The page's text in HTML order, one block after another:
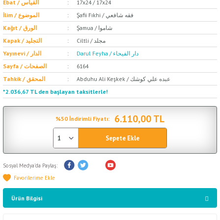
Ebat / القياس
17x24 / 17x24
İlim / الموضوع
Şafii Fıkhi / فقه شافعي
Kağıt / الورق
Şamua / شاموا
Kapak / التجليد
Ciltli / مجلد
Yayınevi / الدار
Darul Feyha / دار الفيحاء
Sayfa / الصفحات
6164
Tahkik / المحقق
Abduhu Ali Keşkek / عبده علي كوشك
*2.036,67 TL den başlayan taksitlerle!
%50 İndirimli Fiyatı: 6.110,00 TL
Sepete Ekle
Sosyal Medya'da Paylaş:
Ürün Bilgisi